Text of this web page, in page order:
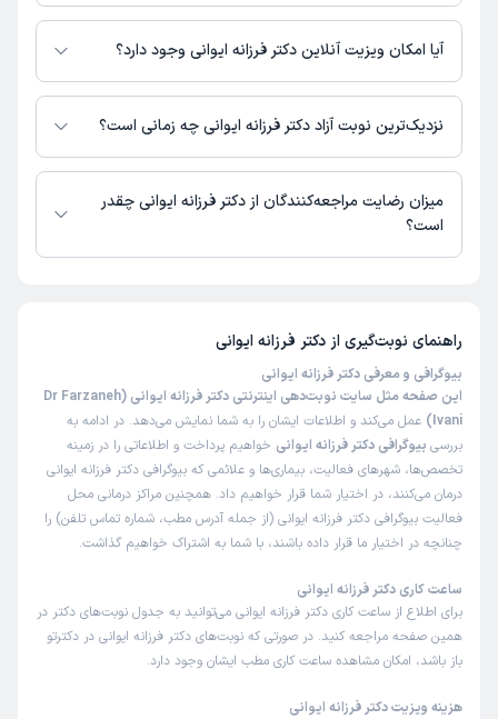
اطلاعاتی درباره محل فعالیت دکتر فرزانه ایوانی در مراکز درمانی در دسترس
نیست.
آیا امکان ویزیت آنلاین دکتر فرزانه ایوانی وجود دارد؟
در حال حاضر اطلاعاتی درباره ارائه ویزیت آنلاین توسط دکتر فرزانه ایوانی در
دسترس نیست. برای دریافت اطلاعات دقیق‌تر، لطفاً با مطب تماس بگیرید.
نزدیک‌ترین نوبت آزاد دکتر فرزانه ایوانی چه زمانی است؟
زمان نوبت‌دهی و پذیرش بیماران با هماهنگی مطب مشخص می‌شود.
میزان رضایت مراجعه‌کنندگان از دکتر فرزانه ایوانی چقدر
است؟
راهنمای نوبت‌گیری از دکتر فرزانه ایوانی
بیوگرافی و معرفی دکتر فرزانه ایوانی
این صفحه مثل سایت نوبت‌دهی اینترنتی دکتر فرزانه ایوانی (Dr Farzaneh
Ivani)
عمل می‌کند و اطلاعات ایشان را به شما نمایش می‌دهد. در ادامه به
بررسی بیوگرافی دکتر فرزانه ایوانی خواهیم پرداخت و اطلاعاتی را در زمینه
تخصص‌ها، شهرهای فعالیت، بیماری‌ها و علائمی که بیوگرافی دکتر فرزانه ایوانی
درمان می‌کنند، در اختیار شما قرار خواهیم داد. همچنین مراکز درمانی محل
فعالیت بیوگرافی دکتر فرزانه ایوانی (از جمله آدرس مطب، شماره تماس تلفن) را
چنانچه در اختیار ما قرار داده باشند، با شما به اشتراک خواهیم گذاشت.
ساعت کاری دکتر فرزانه ایوانی
برای اطلاع از ساعت کاری دکتر فرزانه ایوانی می‌توانید به جدول نوبت‌های دکتر در
همین صفحه مراجعه کنید. در صورتی که نوبت‌های دکتر فرزانه ایوانی در دکترتو
باز باشد، امکان مشاهده ساعت کاری مطب ایشان وجود دارد.
هزینه ویزیت دکتر فرزانه ایوانی